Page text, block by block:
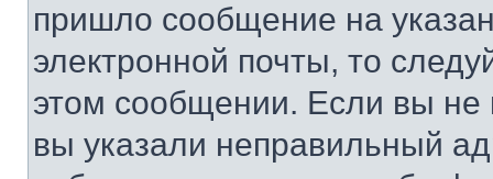
пришло сообщение на
электронной почты, то
этом сообщении. Если вы
вы указали неправильный